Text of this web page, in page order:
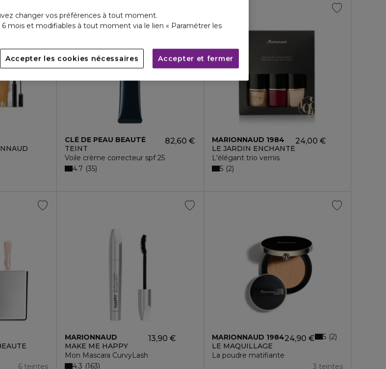
Exclusivité
CLÉ DE PEAU BEAUTÉ
TEINT
Voile crème correcteur spf 25
82,60 €
4.7 35
MARIONNAUD 1984
LE JARDIN ENCHANTÉ
L'élégant trio vernis
24,00 €
5 2
6 teintes
MARIONNAUD
MAKE ME HAPPY
Mon Mascara CurvyLash
13,90 €
4.3 163
MARIONNAUD 1984
LE MAQUILLAGE
La poudre matifiante
24,90 €
3 teintes
5 2
changer vos préférences à tout moment.
mois et modifiables à tout moment via le lien « Paramétrer les
Accepter les cookies nécessaires Accepter et fermer